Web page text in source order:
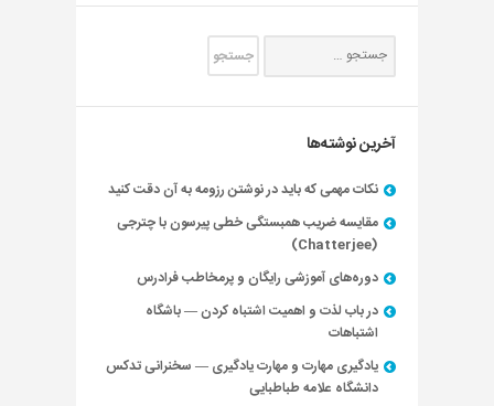
آخرین نوشته‌ها
نکات مهمی که باید در نوشتن رزومه به آن دقت کنید
مقایسه ضریب همبستگی خطی پیرسون با چترجی
(Chatterjee)
دوره‌های آموزشی رایگان و پرمخاطب فرادرس
در باب لذت و اهمیت اشتباه کردن — باشگاه
اشتباهات
یادگیری مهارت و مهارت یادگیری — سخنرانی تدکس
دانشگاه علامه طباطبایی